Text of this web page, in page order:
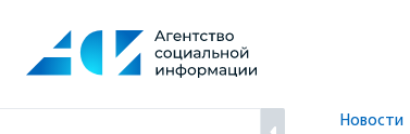
содержанию
Новости